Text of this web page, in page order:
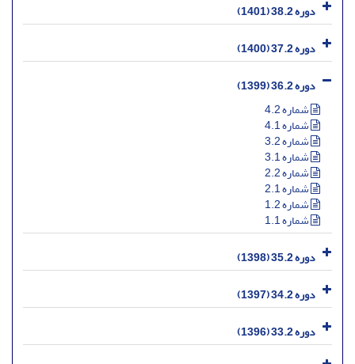
دوره 38.2 (1401)
دوره 37.2 (1400)
دوره 36.2 (1399)
شماره 4.2
شماره 4.1
شماره 3.2
شماره 3.1
شماره 2.2
شماره 2.1
شماره 1.2
شماره 1.1
دوره 35.2 (1398)
دوره 34.2 (1397)
دوره 33.2 (1396)